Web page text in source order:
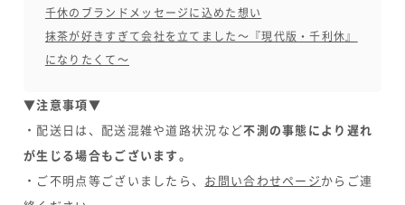
千休のブランドメッセージに込めた想い
抹茶が好きすぎて会社を立てました～『現代版・千利休』
になりたくて～
▼注意事項▼
・配送日は、配送混雑や道路状況など不測の事態により遅れ
が生じる場合もございます。
・ご不明点等ございましたら、 お問い合わせページからご連